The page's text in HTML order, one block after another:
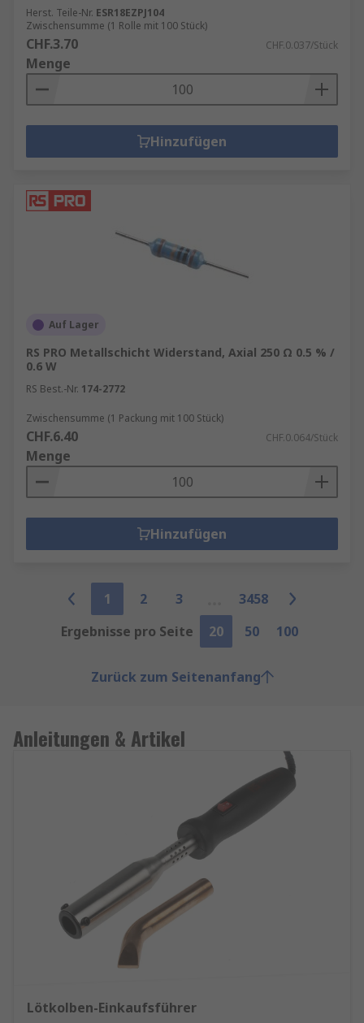
Herst. Teile-Nr. ESR18EZPJ104
Zwischensumme (1 Rolle mit 100 Stück)
CHF.3.70 CHF.0.037/Stück
Menge
Hinzufügen
Auf Lager
RS PRO Metallschicht Widerstand, Axial 250 Ω 0.5 % /
0.6 W
RS Best.-Nr. 174-2772
Zwischensumme (1 Packung mit 100 Stück)
CHF.6.40 CHF.0.064/Stück
Menge
Hinzufügen
1 2 3
3458
Ergebnisse pro Seite
20 50 100
Zurück zum Seitenanfang
Anleitungen & Artikel
Lötkolben-Einkaufsführer